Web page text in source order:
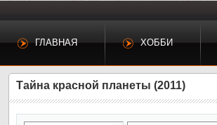
ГЛАВНАЯ ХОББИ
Тайна красной планеты (2011)